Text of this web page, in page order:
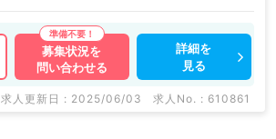
募集状況を
問い合わせる
詳細を
見る
求人更新日 : 2025/06/03 求人No. : 610861